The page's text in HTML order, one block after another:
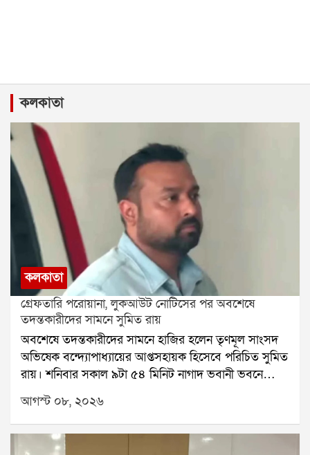
কলকাতা
কলকাতা
গ্রেফতারি পরোয়ানা, লুকআউট নোটিসের পর অবশেষে
তদন্তকারীদের সামনে সুমিত রায়
অবশেষে তদন্তকারীদের সামনে হাজির হলেন তৃণমূল সাংসদ
অভিষেক বন্দ্যোপাধ্যায়ের আপ্তসহায়ক হিসেবে পরিচিত সুমিত
রায়। শনিবার সকাল ৯টা ৫৪ মিনিট নাগাদ ভবানী ভবনে
পৌঁছন তিনি। পশ্চিম মেদিনীপুরের শালবনি জমি প্রতারণা
মামলায় তাঁকে জিজ্ঞাসাবাদের জন্য তলব করেছে সিআইডি।
শুক্রবার রাতে সুমিতের বাড়িতে গিয়ে নোটিস দেয় তদন্তকারী
দলের সদস্যরা। সেই নোটিসের পরেই শনিবার নির্ধারিত
আগস্ট ০৮, ২০২৬